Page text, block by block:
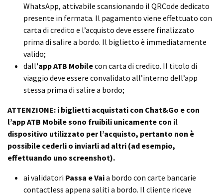
WhatsApp, attivabile scansionando il QRCode dedicato
presente in fermata. Il pagamento viene effettuato con
carta di credito e l’acquisto deve essere finalizzato
prima di salire a bordo. Il biglietto è immediatamente
valido;
dall'app ATB Mobilecon carta di credito. Il titolo di
viaggio deve essere convalidato all’interno dell’app
stessa prima di salire a bordo;
ATTENZIONE: i biglietti acquistati con Chat&Go e con
l’app ATB Mobile sono fruibili unicamente con il
dispositivo utilizzato per l’acquisto, pertanto non è
possibile cederli o inviarli ad altri (ad esempio,
effettuando uno screenshot).
ai validatori Passa e Vaia bordo con carte bancarie
contactless appena saliti a bordo. Il cliente riceve